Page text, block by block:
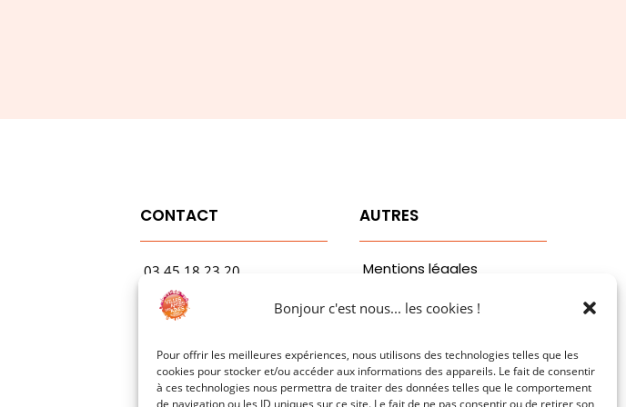
Bonjour c'est nous... les cookies !
Pour offrir les meilleures expériences, nous utilisons des technologies telles que les
cookies pour stocker et/ou accéder aux informations des appareils. Le fait de consentir
à ces technologies nous permettra de traiter des données telles que le comportement
de navigation ou les ID uniques sur ce site. Le fait de ne pas consentir ou de retirer son
CONTACT
03.45.18.23.20
contact@rfvaa.com
1 Avenue Garibaldi
AUTRES
Mentions légales
Politiques de